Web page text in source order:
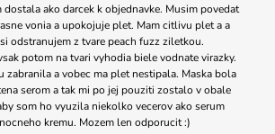
dostala ako darcek k objednavke. Musim povedat
vonia a upokojuje plet. Mam citlivu plet a a
odstranujem z tvare peach fuzz ziletkou.
potom na tvari vyhodia biele vodnate virazky.
zabranila a vobec ma plet nestipala. Maska bola
serom a tak mi po jej pouziti zostalo v obale
som ho vyuzila niekolko vecerov ako serum
kremu. Mozem len odporucit :)